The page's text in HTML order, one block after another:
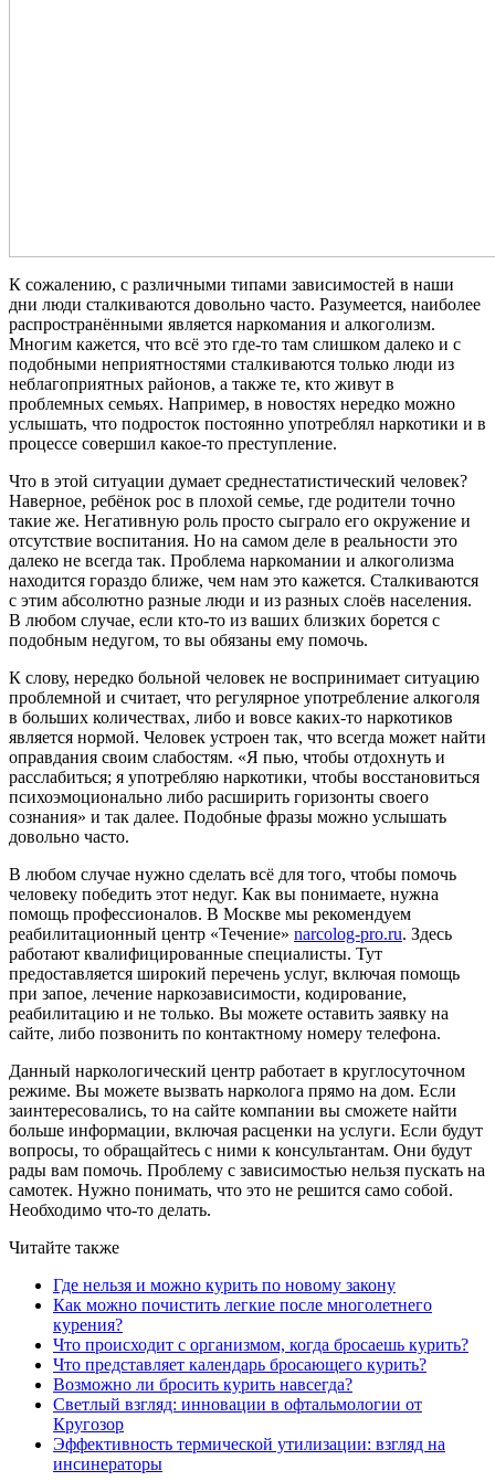
К сожалению, с различными типами зависимостей в наши
дни люди сталкиваются довольно часто. Разумеется, наиболее
распространёнными является наркомания и алкоголизм.
Многим кажется, что всё это где-то там слишком далеко и с
подобными неприятностями сталкиваются только люди из
неблагоприятных районов, а также те, кто живут в
проблемных семьях. Например, в новостях нередко можно
услышать, что подросток постоянно употреблял наркотики и в
процессе совершил какое-то преступление.
Что в этой ситуации думает среднестатистический человек?
Наверное, ребёнок рос в плохой семье, где родители точно
такие же. Негативную роль просто сыграло его окружение и
отсутствие воспитания. Но на самом деле в реальности это
далеко не всегда так. Проблема наркомании и алкоголизма
находится гораздо ближе, чем нам это кажется. Сталкиваются
с этим абсолютно разные люди и из разных слоёв населения.
В любом случае, если кто-то из ваших близких борется с
подобным недугом, то вы обязаны ему помочь.
К слову, нередко больной человек не воспринимает ситуацию
проблемной и считает, что регулярное употребление алкоголя
в больших количествах, либо и вовсе каких-то наркотиков
является нормой. Человек устроен так, что всегда может найти
оправдания своим слабостям. «Я пью, чтобы отдохнуть и
расслабиться; я употребляю наркотики, чтобы восстановиться
психоэмоционально либо расширить горизонты своего
сознания» и так далее. Подобные фразы можно услышать
довольно часто.
В любом случае нужно сделать всё для того, чтобы помочь
человеку победить этот недуг. Как вы понимаете, нужна
помощь профессионалов. В Москве мы рекомендуем
реабилитационный центр «Течение» narcolog-pro.ru. Здесь
работают квалифицированные специалисты. Тут
предоставляется широкий перечень услуг, включая помощь
при запое, лечение наркозависимости, кодирование,
реабилитацию и не только. Вы можете оставить заявку на
сайте, либо позвонить по контактному номеру телефона.
Данный наркологический центр работает в круглосуточном
режиме. Вы можете вызвать нарколога прямо на дом. Если
заинтересовались, то на сайте компании вы сможете найти
больше информации, включая расценки на услуги. Если будут
вопросы, то обращайтесь с ними к консультантам. Они будут
рады вам помочь. Проблему с зависимостью нельзя пускать на
самотек. Нужно понимать, что это не решится само собой.
Необходимо что-то делать.
Читайте также
Где нельзя и можно курить по новому закону
Как можно почистить легкие после многолетнего
курения?
Что происходит с организмом, когда бросаешь курить?
Что представляет календарь бросающего курить?
Возможно ли бросить курить навсегда?
Светлый взгляд: инновации в офтальмологии от
Кругозор
Эффективность термической утилизации: взгляд на
инсинераторы